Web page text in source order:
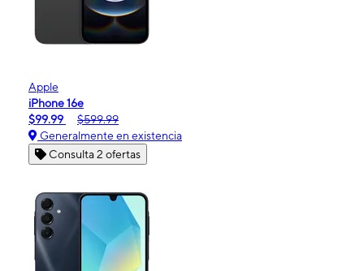
Apple
iPhone 16e
$99.99
$599.99
Generalmente en existencia
Consulta 2 ofertas